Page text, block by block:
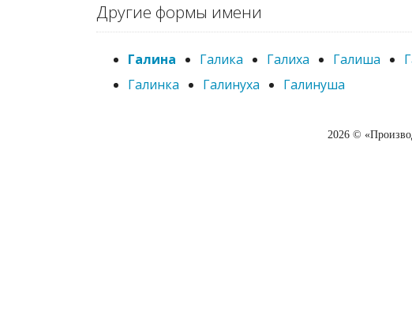
Другие формы имени
Галина Галика Галиха Галиша
Галинка
Галинуха Галинуша
2026 ©